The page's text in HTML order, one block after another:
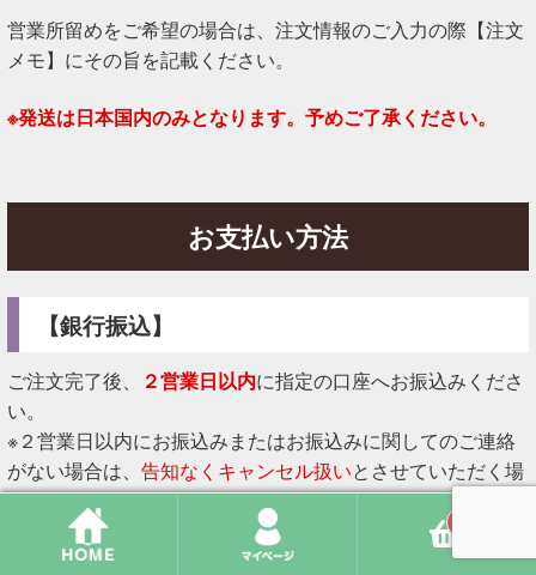
営業所留めをご希望の場合は、注文情報のご入力の際【注文
メモ】にその旨を記載ください。
※発送は日本国内のみとなります。予めご了承ください。
お支払い方法
【銀行振込】
ご注文完了後、 ２営業日以内に指定の口座へお振込みくださ
い。
※２営業日以内にお振込みまたはお振込みに関してのご連絡
がない場合は、 告知なくキャンセル扱いとさせていただく場
合がございます。あらかじめご了承ください。
※お振込み先口座は注文完了メールをご確認ください。